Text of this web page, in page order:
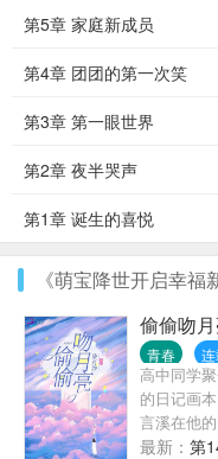
第5章 家庭新成员
第4章 团团的第一次笑
第3章 第一眼世界
第2章 夜半哭声
第1章 诞生的喜悦
《萌宝降世开启幸福
偷偷吻
青春
高中同学
的日记画
言溪在他
物莫过于
最新： 第